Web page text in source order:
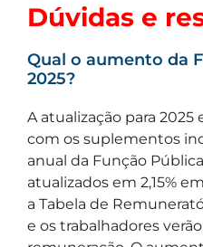
Dúvidas e
Qual o aumento da
2025?
A atualização para 2025
com os suplementos
anual da Função
atualizados em 2,15%
a Tabela de
e os trabalhadores